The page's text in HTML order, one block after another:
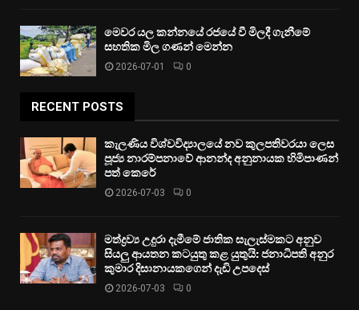
මෙවර යල කන්නයේ රජයේ වී මිලදී ගැනීමේ
සහතික මිල ගණන් මෙන්න
2026-07-01 0
RECENT POSTS
කැලණිය විශ්වවිද්‍යාලයේ නව කුලපතිවරයා ලෙස
පූජ්‍ය නාරම්පනාවේ ආනන්ද අනුනායක හිමිපාණන්
පත් කෙරේ
2026-07-03 0
මත්ද්‍රව්‍ය උදුරා දැමීමේ ජාතික සැලැස්මකට අනුව
සියලු ආයතන කටයුතු කළ යුතුයි: ජනාධිපති අනුර
කුමාර දිසානායකගෙන් දැඩි උපදෙස්
2026-07-03 0